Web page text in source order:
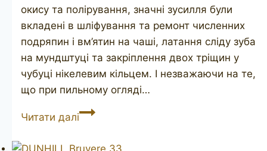
окису та полірування, значні зусилля були
вкладені в шліфування та ремонт численних
подряпин і вм’ятин на чаші, латання сліду зуба
на мундштуці та закріплення двох тріщин у
чубуці нікелевим кільцем. І незважаючи на те,
що при пильному огляді…
Читати даліDUNHILL